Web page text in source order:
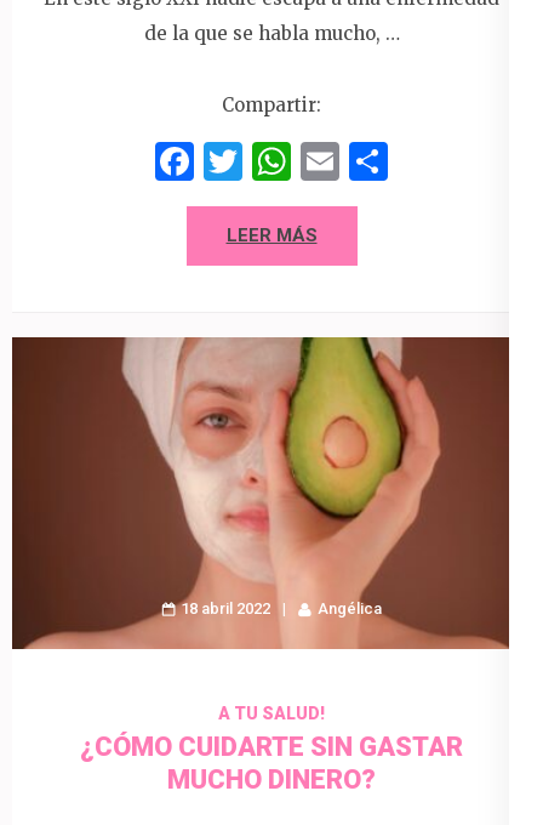
de la que se habla mucho, …
Compartir:
Facebook
Twitter
WhatsApp
Email
LEER MÁS
18 abril 2022 Angélica
A TU SALUD!
¿CÓMO CUIDARTE SIN GASTAR
MUCHO DINERO?